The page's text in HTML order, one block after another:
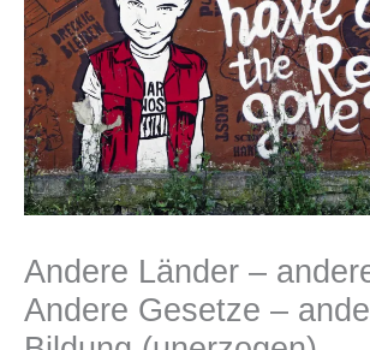
Andere Länder –
Andere Gesetze –